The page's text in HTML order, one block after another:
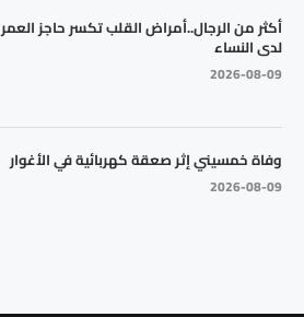
أكثر من الرجال..أمراض القلب تكسر حاجز العمر
لدى النساء
2026-08-09
وفاة خمسيني إثر صعقة كهربائية في الأغوار
2026-08-09